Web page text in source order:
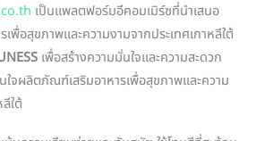
เป็นแพลตฟอร์มอีคอมเมิร์ซที่นำเสนอ
พื่อสุขภาพและความงามจากประเทศเกาหลีใต้
เพื่อสร้างความมั่นใจและความสะดวก
จผลิตภัณฑ์เสริมอาหารเพื่อสุขภาพและความ
ใต้